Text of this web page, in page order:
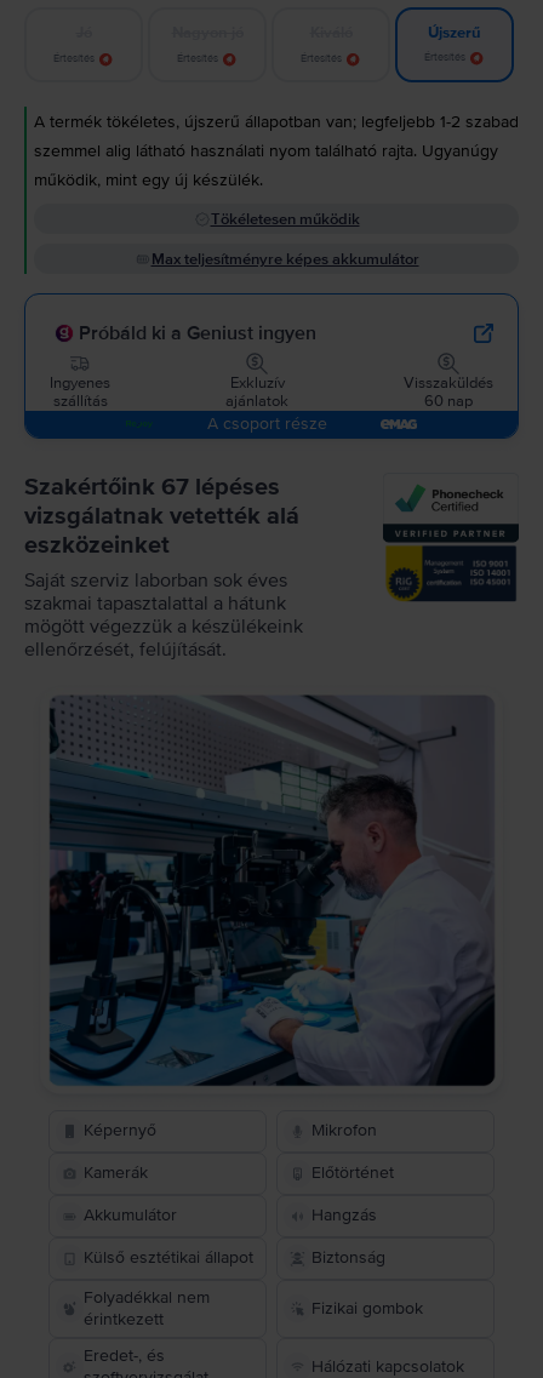
Értesítés Értesítés Értesítés
Újszerű
Értesítés
A termék tökéletes, újszerű állapotban van; legfeljebb 1-2 szabad
szemmel alig látható használati nyom található rajta. Ugyanúgy
működik, mint egy új készülék.
Tökéletesen működik
Max teljesítményre képes akkumulátor
Próbáld ki a Geniust ingyen
Ingyenes
szállítás
Exkluzív
ajánlatok
Visszaküldés
60 nap
A csoport része
Szakértőink 67 lépéses
vizsgálatnak vetették alá
eszközeinket
Saját szerviz laborban sok éves
szakmai tapasztalattal a hátunk
mögött végezzük a készülékeink
ellenőrzését, felújítását.
Képernyő Mikrofon
Kamerák Előtörténet
Akkumulátor Hangzás
Külső esztétikai állapot
Biztonság
Folyadékkal nem
érintkezett
Fizikai gombok
Eredet-, és
Hálózati kapcsolatok